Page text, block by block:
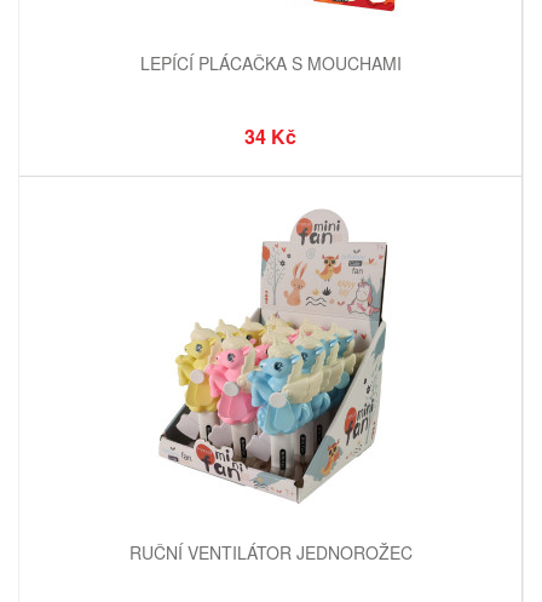
LEPÍCÍ PLÁCAČKA S MOUCHAMI
34 Kč
RUČNÍ VENTILÁTOR JEDNOROŽEC